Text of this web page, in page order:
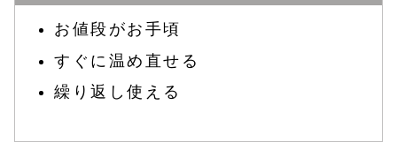
お値段がお手頃
すぐに温め直せる
繰り返し使える